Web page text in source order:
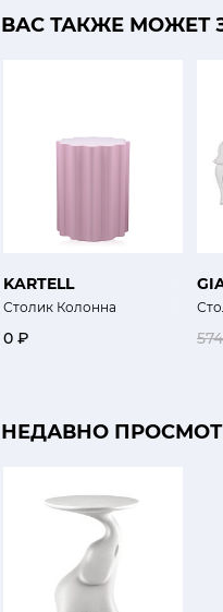
ВАС ТАКЖЕ МОЖЕТ
KARTELL
Столик Колонна
0 ₽
НЕДАВНО